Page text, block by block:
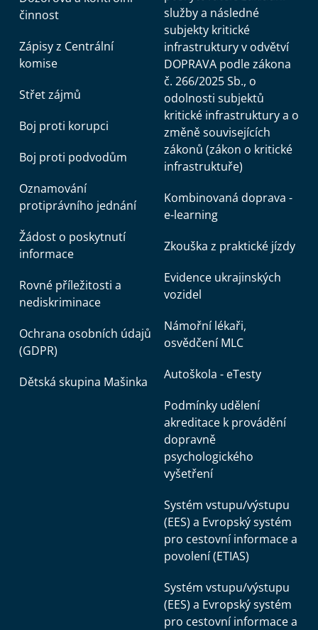
činnost
Zápisy z Centrální
komise
Střet zájmů
Boj proti korupci
Boj proti podvodům
Oznamování
protiprávního jednání
Žádost o poskytnutí
informace
Rovné příležitosti a
nediskriminace
Ochrana osobních údajů
(GDPR)
Dětská skupina Mašinka
služby a následné
subjekty kritické
infrastruktury v odvětví
DOPRAVA podle zákona
č. 266/2025 Sb., o
odolnosti subjektů
kritické infrastruktury a o
změně souvisejících
zákonů (zákon o kritické
infrastruktuře)
Kombinovaná doprava -
e-learning
Zkouška z praktické jízdy
Evidence ukrajinských
vozidel
Námořní lékaři,
osvědčení MLC
Autoškola - eTesty
Podmínky udělení
akreditace k provádění
dopravně
psychologického
vyšetření
Systém vstupu/výstupu
(EES) a Evropský systém
pro cestovní informace a
povolení (ETIAS)
Systém vstupu/výstupu
(EES) a Evropský systém
pro cestovní informace a